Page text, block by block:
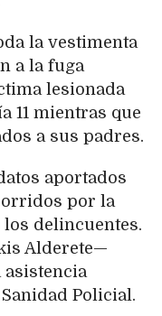
la vestimenta
a la fuga
lesionada
11 mientras que
a sus padres.
aportados
por la
delincuentes.
Alderete—
Policial.